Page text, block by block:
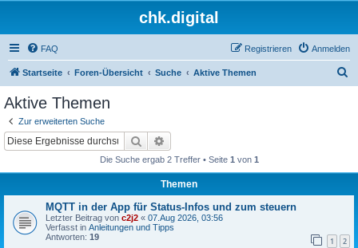
chk.digital
FAQ Anmelden
Registrieren
Startseite Foren-Übersicht Suche Aktive Themen
Aktive Themen
Zur erweiterten Suche
Suche
Die Suche ergab 2 Treffer • Seite 1 von 1
Themen
MQTT in der App für Status-Infos und zum steuern
Letzter Beitrag von c2j2 « 07.Aug 2026, 03:56
Verfasst in Anleitungen und Tipps
Antworten: 19 1 2